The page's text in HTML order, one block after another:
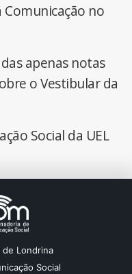
no
apenas notas
o Vestibular da
Social da UEL
de Londrina
Social